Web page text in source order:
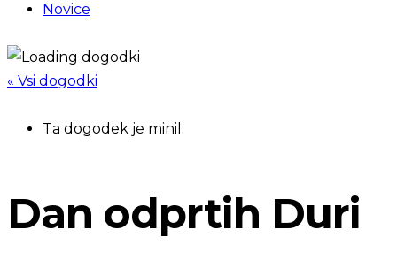
Novice
« Vsi dogodki
Ta dogodek je minil.
Dan odprtih Duri